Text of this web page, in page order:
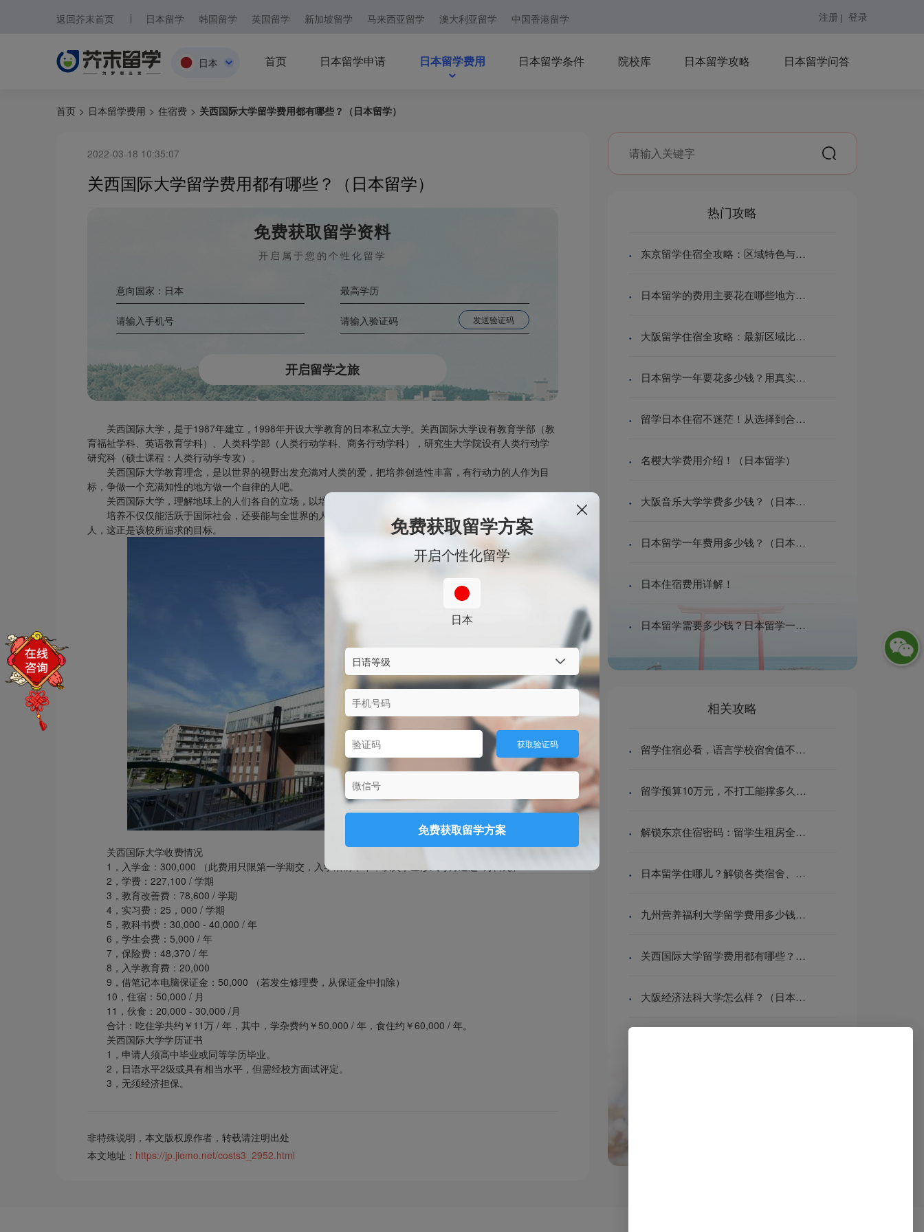
返回芥末首页 日本留学 韩国留学 英国留学 新加坡留学 马来西亚留学 澳大利亚留学 中国香港留学 注册 | 登录
日本
新加坡
首页 日本留学申请 日本留学费用 日本留学条件 院校库 日本留学攻略 日本留学问答
首页 > 日本留学费用 > 住宿费 > 关西国际大学留学费用都有哪些？（日本留学）
2022-03-18 10:35:07
关西国际大学留学费用都有哪些？（日本留学）
免费获取留学资料
开启属于您的个性化留学
关西国际大学，是于1987年建立，1998年开设大学教育的日本私立大学。关西国际大学设有教育学部（教
育福祉学科、英语教育学科）、人类科学部（人类行动学科、商务行动学科），研究生大学院设有人类行动学
研究科（硕士课程：人类行动学专攻）。
关西国际大学教育理念，是以世界的视野出发充满对人类的爱，把培养创造性丰富，有行动力的人作为目
标，争做一个充满知性的地方做一个自律的人吧。
关西国际大学，理解地球上的人们各自的立场，以培养充满对人的爱情的人才作为目标。
培养不仅仅能活跃于国际社会，还要能与全世界的人们共同分享疼痛与欢乐，解决问题的实行力处于的
人，这正是该校所追求的目标。
关西国际大学收费情况
1，入学金：300,000 （此费用只限第一学期交，入学后前半年，以奖学金形式每月返还5万日元）
2，学费：227,100 / 学期
3，教育改善费：78,600 / 学期
4，实习费：25，000 / 学期
5，教科书费：30,000 - 40,000 / 年
6，学生会费：5,000 / 年
7，保险费：48,370 / 年
8，入学教育费：20,000
9，借笔记本电脑保证金：50,000 （若发生修理费，从保证金中扣除）
10，住宿：50,000 / 月
11，伙食：20,000 - 30,000 /月
合计：吃住学共约￥ 11万 / 年，其中，学杂费约￥50,000 / 年，食住约￥60,000 / 年。
关西国际大学学历证书
1，申请人须高中毕业或同等学历毕业。
2，日语水平2级或具有相当水平，但需经校方面试评定。
3，无须经济担保。
非特殊说明，本文版权原作者，转载请注明出处
本文地址： https://jp.jiemo.net/costs3_2952.html
热门攻略
· 东京留学住宿全攻略：区域特色与租金指南（2025最新版）
· 日本留学的费用主要花在哪些地方？|留学费用
· 大阪留学住宿全攻略：最新区域比较与省钱技巧
· 日本留学一年要花多少钱？用真实数字算给你看
· 留学日本住宿不迷茫！从选择到合同的实用指南|留学生活
· 名樱大学费用介绍！（日本留学）
· 大阪音乐大学学费多少钱？（日本留学）
· 日本留学一年费用多少钱？（日本留学攻略）
· 日本住宿费用详解！
· 日本留学需要多少钱？日本留学一年多少钱？
相关攻略
· 留学住宿必看，语言学校宿舍值不值得住？|日本留学
· 留学预算10万元，不打工能撑多久？|日本留学
· 解锁东京住宿密码：留学生租房全攻略，轻松搞定你的“小窝”
· 日本留学住哪儿？解锁各类宿舍、公寓租金与隐性花费
· 九州营养福利大学留学费用多少钱？（日本留学）
· 关西国际大学留学费用都有哪些？（日本留学）
· 大阪经济法科大学怎么样？（日本留学）
免费获取留学方案
开启个性化留学
日本
获取验证码
免费获取留学方案